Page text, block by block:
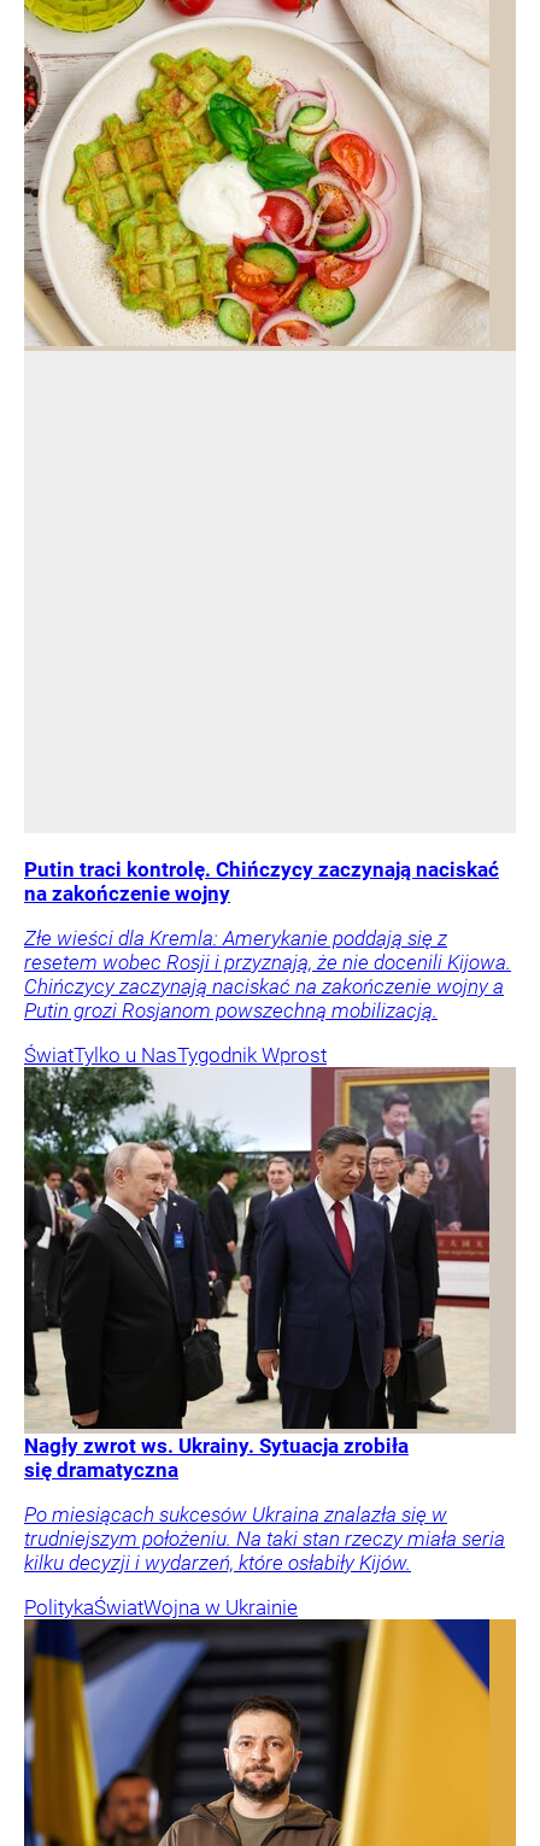
Putin traci kontrolę. Chińczycy zaczynają naciskać
na zakończenie wojny
Złe wieści dla Kremla: Amerykanie poddają się z
resetem wobec Rosji i przyznają, że nie docenili Kijowa.
Chińczycy zaczynają naciskać na zakończenie wojny a
Putin grozi Rosjanom powszechną mobilizacją.
ŚwiatTylko u NasTygodnik Wprost
Nagły zwrot ws. Ukrainy. Sytuacja zrobiła
się dramatyczna
Po miesiącach sukcesów Ukraina znalazła się w
trudniejszym położeniu. Na taki stan rzeczy miała seria
kilku decyzji i wydarzeń, które osłabiły Kijów.
PolitykaŚwiatWojna w Ukrainie